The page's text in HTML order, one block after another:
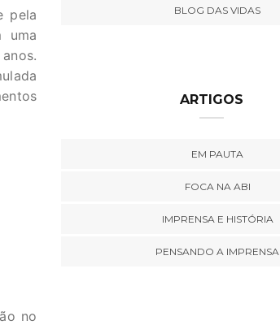
pela
uma
no
BLOG DAS VIDAS
ARTIGOS
EM PAUTA
FOCA NA ABI
IMPRENSA E HISTÓRIA
PENSANDO A IMPRENSA